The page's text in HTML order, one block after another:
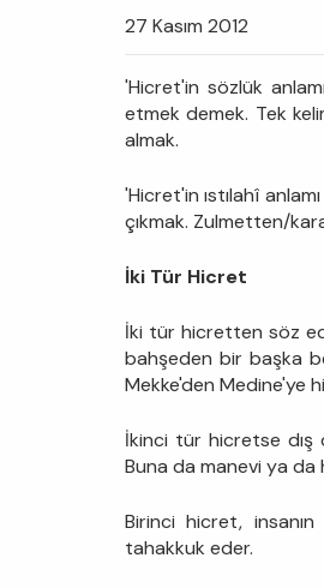
27 Kasım 2012
'Hicret'in sözlük
etmek demek. Tek
almak.
'Hicret'in ıstılahî
çıkmak. Zulmetten/
İki Tür Hicret
İki tür hicretten söz
bahşeden bir başka
Mekke'den Medine'ye
İkinci tür hicretse
Buna da manevi ya da
Birinci hicret,
tahakkuk eder.